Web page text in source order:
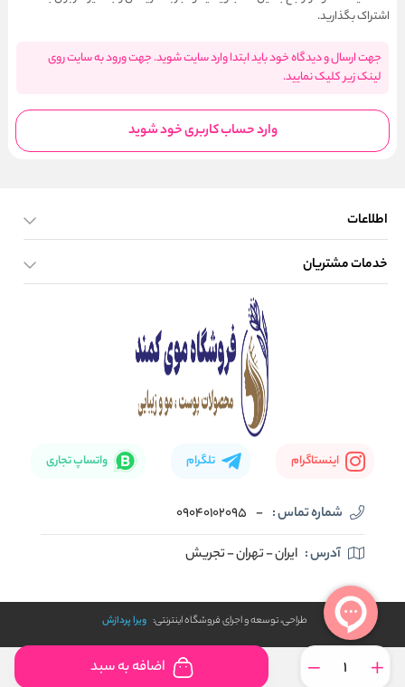
اضافه به سبد
اشتراک بگذارید.
جهت ارسال و دیدگاه خود باید ابتدا وارد سایت شوید. جهت ورود به سایت روی
لینک زیر کلیک نمایید.
وارد حساب کاربری خود شوید
اطلاعات
صفحه اصلی
خدمات مشتریان
اینستاگرام تلگرام واتساپ تجاری
شماره تماس : -
09040102095
آدرس : ایران - تهران - تجریش
طراحی، توسعه و اجرای فروشگاه اینترنتی: ویرا پردازش